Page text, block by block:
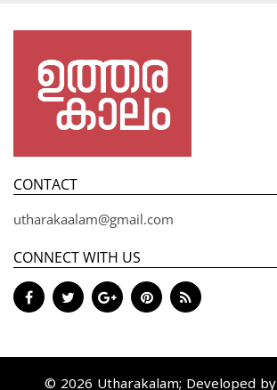
CONTACT
utharakaalam@gmail.com
CONNECT WITH US
© 2026 Utharakalam; Developed by